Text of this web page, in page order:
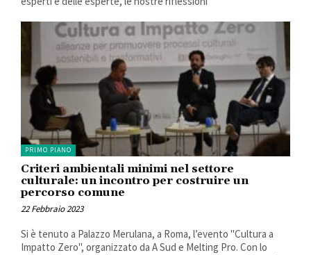
PRIMO PIANO
Criteri ambientali minimi nel settore
culturale: un incontro per costruire un
percorso comune
22 Febbraio 2023
Si è tenuto a Palazzo Merulana, a Roma, l’evento "Cultura a
Impatto Zero", organizzato da A Sud e Melting Pro. Con lo